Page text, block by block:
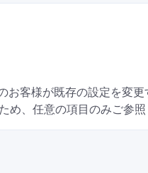
お客様が既存の設定を変
め、任意の項目のみご参照